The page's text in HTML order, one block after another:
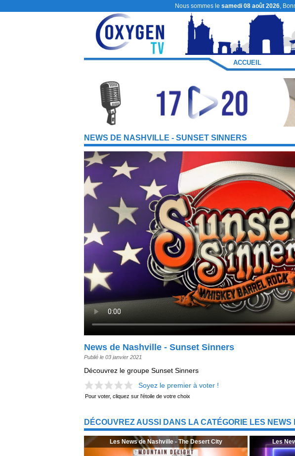
Nous sommes le samedi 08 août 2026,
ACCUEIL
NEWS DE NASHVILLE - SUNSET SINNERS
News de Nashville - Sunset Sinners
Publié le 03 janvier 2021
Découvrez le groupe Sunset Sinners
Soyez le premier à voter !
Pour voter, cliquez sur l'étoile de votre choix
DÉCOUVREZ AUSSI DANS LA CATÉGORIE LES
Les News de Nashville - The Desert City Les